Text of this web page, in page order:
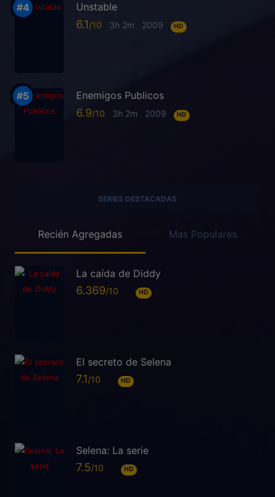
Unstable
6.1 3h 2m 2009 HD
Enemigos Publicos
6.9 3h 2m 2009 HD
SERIES DESTACADAS
Recién Agregadas Mas Populares
La caída de Diddy
6.369 HD
El secreto de Selena
7.1 HD
Selena: La serie
7.5 HD